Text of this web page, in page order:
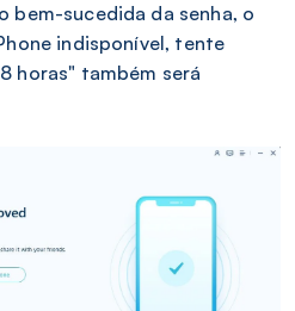
bem-sucedida da senha, o
indisponível, tente
horas" também será